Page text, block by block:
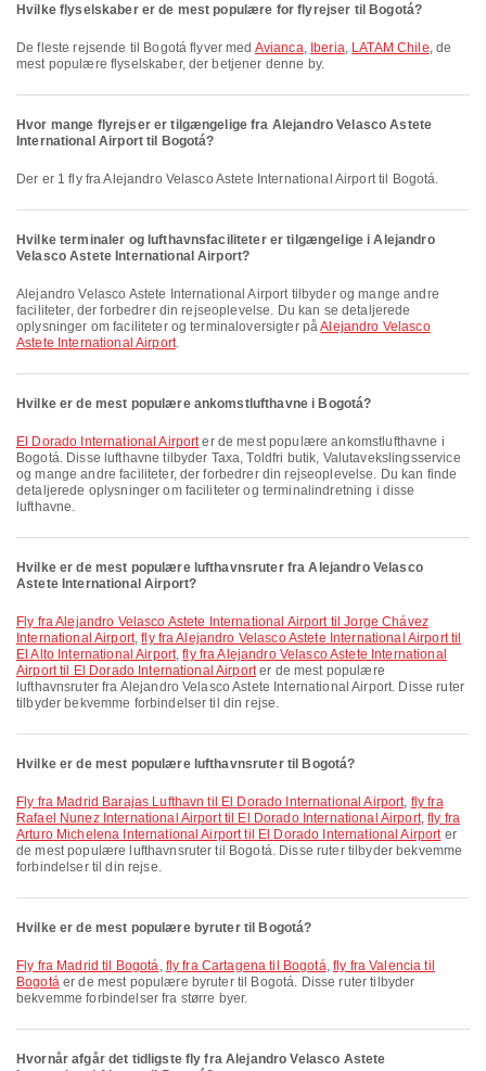
Hvilke flyselskaber er de mest populære for flyrejser til Bogotá?
De fleste rejsende til Bogotá flyver med Avianca, Iberia, LATAM Chile, de
mest populære flyselskaber, der betjener denne by.
Hvor mange flyrejser er tilgængelige fra Alejandro Velasco Astete
International Airport til Bogotá?
Der er 1 fly fra Alejandro Velasco Astete International Airport til Bogotá.
Hvilke terminaler og lufthavnsfaciliteter er tilgængelige i Alejandro
Velasco Astete International Airport?
Alejandro Velasco Astete International Airport tilbyder og mange andre
faciliteter, der forbedrer din rejseoplevelse. Du kan se detaljerede
oplysninger om faciliteter og terminaloversigter påAlejandro Velasco
Astete International Airport.
Hvilke er de mest populære ankomstlufthavne i Bogotá?
El Dorado International Airporter de mest populære ankomstlufthavne i
Bogotá. Disse lufthavne tilbyder Taxa, Toldfri butik, Valutavekslingsservice
og mange andre faciliteter, der forbedrer din rejseoplevelse. Du kan finde
detaljerede oplysninger om faciliteter og terminalindretning i disse
lufthavne.
Hvilke er de mest populære lufthavnsruter fra Alejandro Velasco
Astete International Airport?
fly fra Alejandro Velasco Astete International Airport til Jorge Chávez
International Airport,fly fra Alejandro Velasco Astete International Airport til
El Alto International Airport,fly fra Alejandro Velasco Astete International
Airport til El Dorado International Airporter de mest populære
lufthavnsruter fra Alejandro Velasco Astete International Airport. Disse ruter
tilbyder bekvemme forbindelser til din rejse.
Hvilke er de mest populære lufthavnsruter til Bogotá?
fly fra Madrid Barajas Lufthavn til El Dorado International Airport, fly fra
Rafael Nunez International Airport til El Dorado International Airport,fly fra
Arturo Michelena International Airport til El Dorado International Airporter
de mest populære lufthavnsruter til Bogotá. Disse ruter tilbyder bekvemme
forbindelser til din rejse.
Hvilke er de mest populære byruter til Bogotá?
fly fra Madrid til Bogotá, fly fra Cartagena til Bogotá, fly fra Valencia til
Bogotáer de mest populære byruter til Bogotá. Disse ruter tilbyder
bekvemme forbindelser fra større byer.
Hvornår afgår det tidligste fly fra Alejandro Velasco Astete